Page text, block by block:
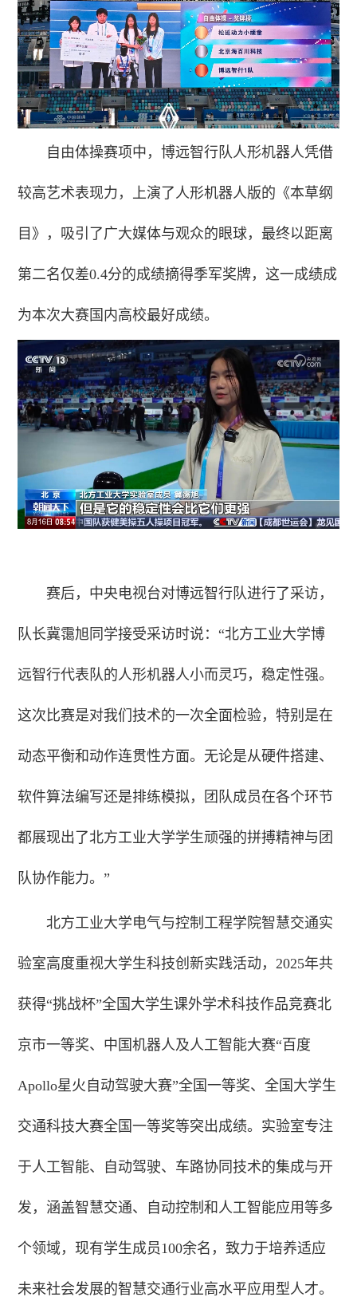
自由体操赛项中，博远智行队人形机器人凭借
较高艺术表现力，上演了人形机器人版的《本草纲
目》，吸引了广大媒体与观众的眼球，最终以距离
第二名仅差0.4分的成绩摘得季军奖牌，这一成绩成
为本次大赛国内高校最好成绩。
赛后，中央电视台对博远智行队进行了采访，
队长冀霭旭同学接受采访时说：“北方工业大学博
远智行代表队的人形机器人小而灵巧，稳定性强。
这次比赛是对我们技术的一次全面检验，特别是在
动态平衡和动作连贯性方面。无论是从硬件搭建、
软件算法编写还是排练模拟，团队成员在各个环节
都展现出了北方工业大学学生顽强的拼搏精神与团
队协作能力。”
北方工业大学电气与控制工程学院智慧交通实
验室高度重视大学生科技创新实践活动，2025年共
获得“挑战杯”全国大学生课外学术科技作品竞赛北
京市一等奖、中国机器人及人工智能大赛“百度
Apollo星火自动驾驶大赛”全国一等奖、全国大学生
交通科技大赛全国一等奖等突出成绩。实验室专注
于人工智能、自动驾驶、车路协同技术的集成与开
发，涵盖智慧交通、自动控制和人工智能应用等多
个领域，现有学生成员100余名，致力于培养适应
未来社会发展的智慧交通行业高水平应用型人才。